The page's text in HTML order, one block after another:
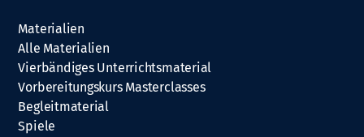
Materialien
Alle Materialien
Vierbändiges Unterrichtsmaterial
Vorbereitungskurs Masterclasses
Begleitmaterial
Spiele